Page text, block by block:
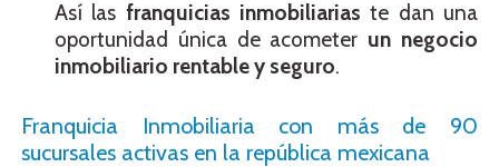
Así las franquicias inmobiliarias te dan una
oportunidad única de acometer un negocio
inmobiliario rentable y seguro.
Franquicia Inmobiliaria con más de 90
sucursales activas en la república mexicana